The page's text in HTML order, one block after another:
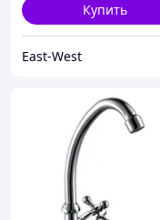
Купить
East-West